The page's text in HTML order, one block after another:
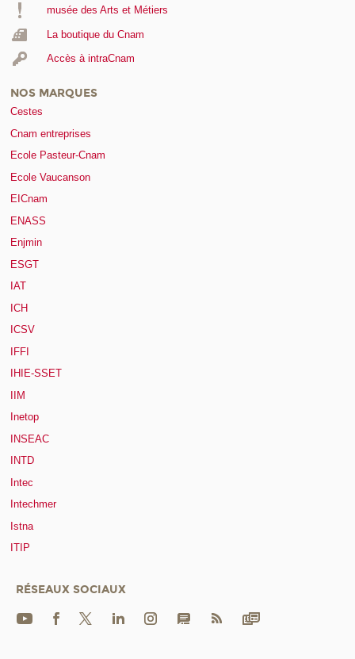
musée des Arts et Métiers
La boutique du Cnam
Accès à intraCnam
NOS MARQUES
Cestes
Cnam entreprises
Ecole Pasteur-Cnam
Ecole Vaucanson
EICnam
ENASS
Enjmin
ESGT
IAT
ICH
ICSV
IFFI
IHIE-SSET
IIM
Inetop
INSEAC
INTD
Intec
Intechmer
Istna
ITIP
RÉSEAUX SOCIAUX